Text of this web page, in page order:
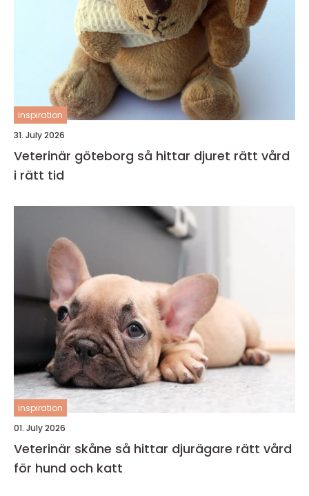
inspiration
31. July 2026
Veterinär göteborg så hittar djuret rätt vård
i rätt tid
inspiration
01. July 2026
Veterinär skåne så hittar djurägare rätt vård
för hund och katt